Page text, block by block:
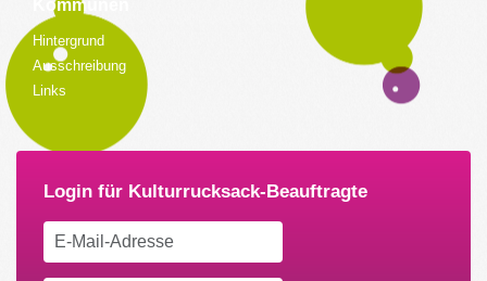
Kommunen
Hintergrund
Ausschreibung
Links